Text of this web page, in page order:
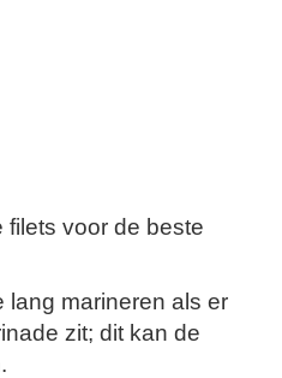
filets voor de beste
lang marineren als er
zit; dit kan de